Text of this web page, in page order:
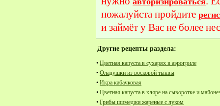
пожалуйста пройдите
и займёт у Вас не более
Другие рецепты раздела:
• Цветная капуста в сухарях в аэрогриле
• Оладушки из восковой тыквы
• Икра кабачковая
• Цветная капуста в кляре на сыворотке и
• Грибы шимеджи жареные с луком